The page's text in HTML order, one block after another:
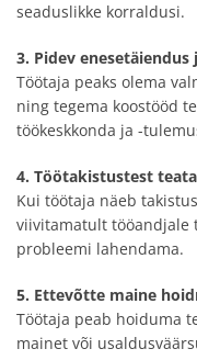
seaduslikke korraldusi.
3. Pidev
Töötaja peaks olema
ning tegema koostööd
töökeskkonda ja -
4. Töötakistustest
Kui töötaja näeb
viivitamatult tööandjale
probleemi lahendama.
5. Ettevõtte maine
Töötaja peab hoiduma
mainet või